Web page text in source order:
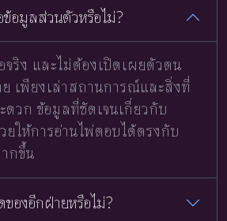
ข้อมูลส่วนตัวหรือไม่?
จริง และไม่ต้องเปิดเผยตัวตน
เพียงเล่าสถานการณ์และสิ่งที่
วก ข้อมูลที่ชัดเจนเกี่ยวกับ
ยให้การอ่านไพ่ตอบได้ตรงกับ
กขึ้น
องอีกฝ่ายหรือไม่?